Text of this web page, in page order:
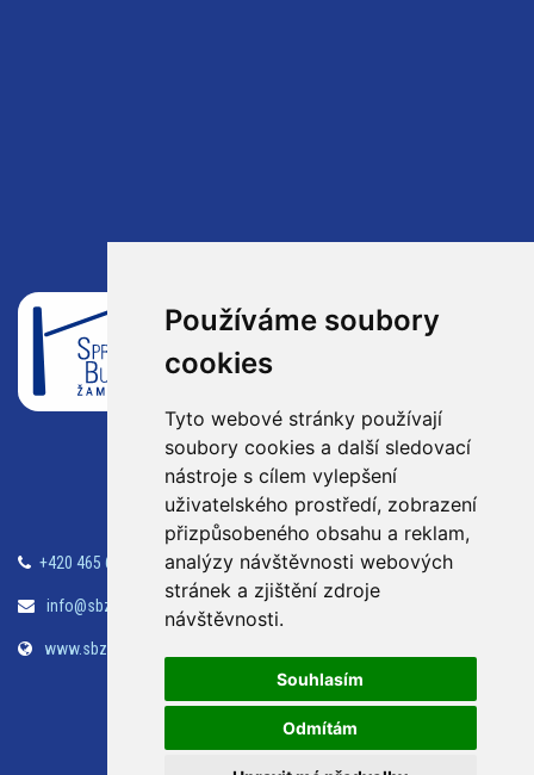
Používáme soubory
cookies
Tyto webové stránky používají
soubory cookies a další sledovací
nástroje s cílem vylepšení
uživatelského prostředí, zobrazení
přizpůsobeného obsahu a reklam,
analýzy návštěvnosti webových
stránek a zjištění zdroje
návštěvnosti.
Souhlasím
Odmítám
Správa budov Žamberk
Žamberk
564 01
+420 465 614 609
info@sbzamberk.cz
www.sbzamberk.cz
Tepelné hospodářství